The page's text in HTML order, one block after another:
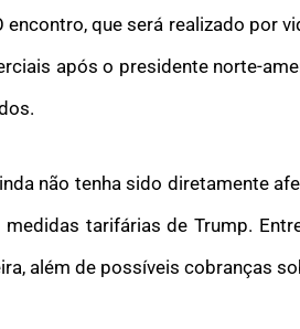
encontro, que será realizado por
após o presidente norte-
não tenha sido diretamente
tarifárias de Trump.
além de possíveis cobranças